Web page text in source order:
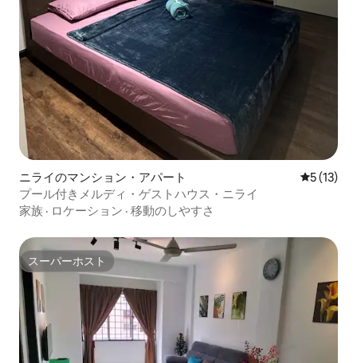
ニライのマンション・アパート レビュー
5 (13)
プール付きメルディ・ゲストハウス・ニライ
家族 · ロケーション · 移動のしやすさ
スーパーホスト
スーパーホスト